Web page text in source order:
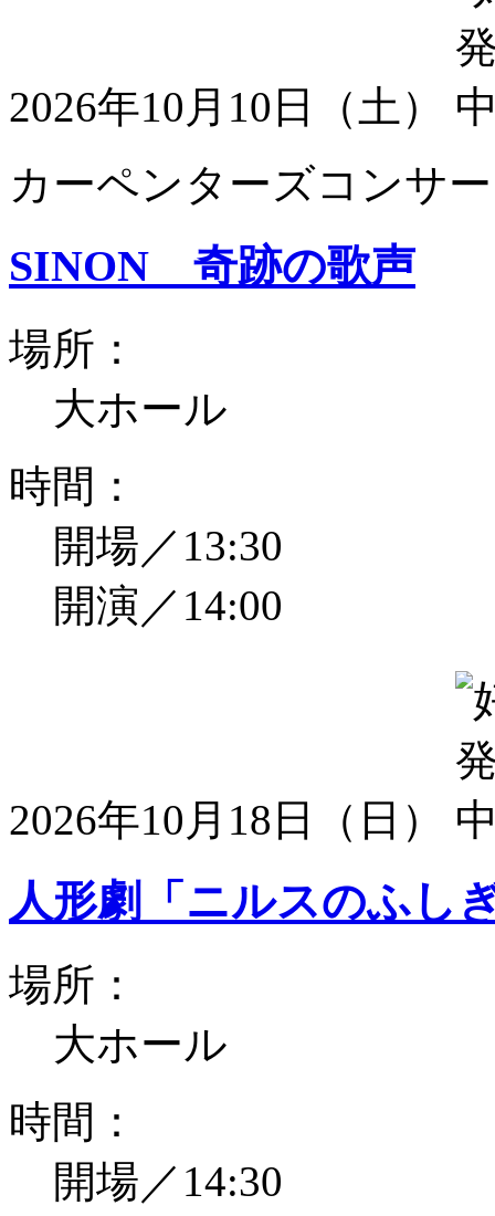
2026年10月10日（土）
カーペンターズコンサ
SINON 奇跡の歌声
場所：
大ホール
時間：
開場／13:30
開演／14:00
2026年10月18日（日）
人形劇「ニルスのふし
場所：
大ホール
時間：
開場／14:30